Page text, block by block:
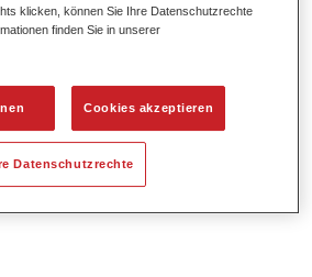
und gleichmäßige
und sicheres Einlackieren.
werden, z.B. für Innenraum-,
klicken, können Sie Ihre Datenschutzrechte
finden Sie in unserer
Cookies akzeptieren
Datenschutzrechte